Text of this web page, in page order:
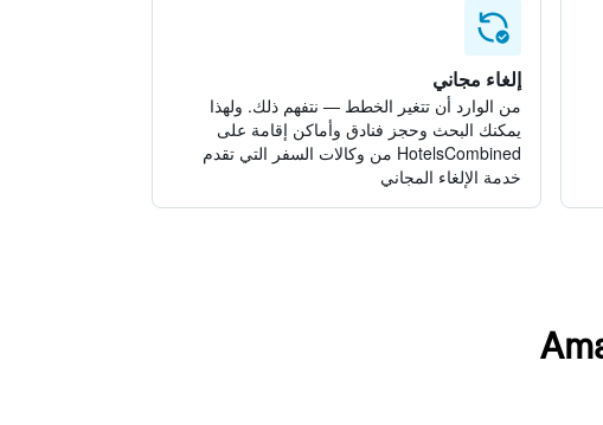
إلغاء مجاني
من الوارد أن تتغير الخطط — نتفهم ذلك. ولهذا
يمكنك البحث وحجز فنادق وأماكن إقامة على
HotelsCombined من وكالات السفر التي تقدم
خدمة الإلغاء المجاني